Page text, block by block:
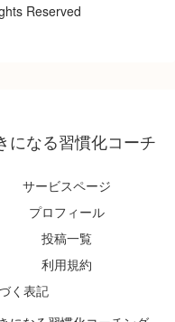
Reserved
になる習慣化コーチ
サービスページ
プロフィール
投稿一覧
利用規約
く表記